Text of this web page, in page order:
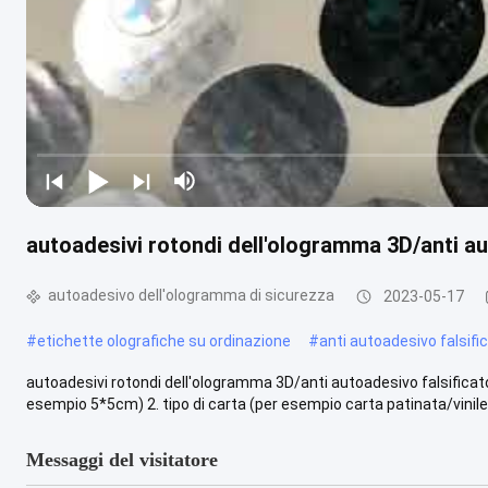
autoadesivi rotondi dell'ologramma 3D/anti
autoadesivo dell'ologramma di sicurezza 2023-05-17
#etichette olografiche su ordinazione #anti autoadesivo
autoadesivi rotondi dell'ologramma 3D/anti autoadesivo
esempio 5*5cm) 2. tipo di carta (per esempio carta patinata/
Messaggi del visitatore